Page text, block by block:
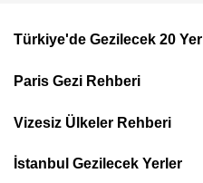
Top
Menu
Türkiye'de Gezilecek 20 Yer
Paris Gezi Rehberi
Vizesiz Ülkeler Rehberi
İstanbul Gezilecek Yerler